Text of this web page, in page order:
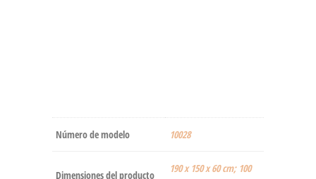
Número de modelo ‎10028
Dimensiones del producto
‎190 x 150 x 60 cm; 100